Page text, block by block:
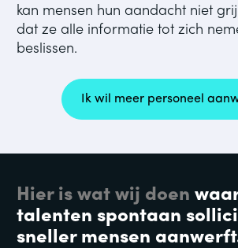
kan mensen hun aandacht niet
dat ze alle informatie tot zich
beslissen.
Ik wil meer personeel
Hier is wat wij doen
talenten spontaan
sneller mensen